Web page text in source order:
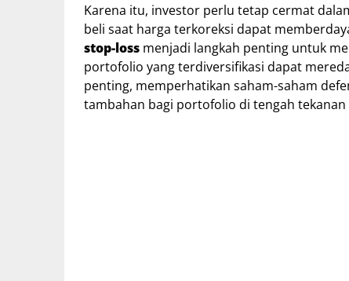
Karena itu, investor perlu tetap cermat
beli saat harga terkoreksi dapat
stop-loss menjadi langkah penting untuk
portofolio yang terdiversifikasi dapat
penting, memperhatikan saham-saham
tambahan bagi portofolio di tengah tekanan